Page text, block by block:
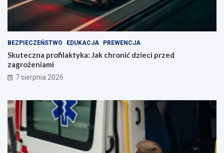
BEZPIECZEŃSTWO EDUKACJA PREWENCJA
Skuteczna profilaktyka: Jak chronić dzieci przed
zagrożeniami
7 sierpnia 2026